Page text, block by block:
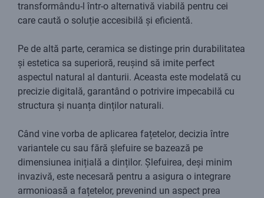
transformându-l într-o alternativă viabilă pentru cei
care caută o soluție accesibilă și eficientă.
Pe de altă parte, ceramica se distinge prin durabilitatea
și estetica sa superioră, reușind să imite perfect
aspectul natural al danturii. Aceasta este modelată cu
precizie digitală, garantând o potrivire impecabilă cu
structura și nuanța dinților naturali.
Când vine vorba de aplicarea fațetelor, decizia între
variantele cu sau fără șlefuire se bazează pe
dimensiunea inițială a dinților. Șlefuirea, deși minim
invazivă, este necesară pentru a asigura o integrare
armonioasă a fațetelor, prevenind un aspect prea